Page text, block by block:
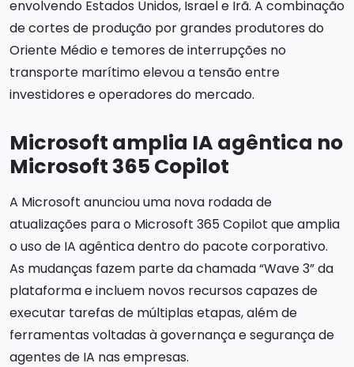
envolvendo Estados Unidos, Israel e Irã. A combinação
de cortes de produção por grandes produtores do
Oriente Médio e temores de interrupções no
transporte marítimo elevou a tensão entre
investidores e operadores do mercado.
Microsoft amplia IA agêntica no
Microsoft 365 Copilot
A Microsoft anunciou uma nova rodada de
atualizações para o Microsoft 365 Copilot que amplia
o uso de IA agêntica dentro do pacote corporativo.
As mudanças fazem parte da chamada “Wave 3” da
plataforma e incluem novos recursos capazes de
executar tarefas de múltiplas etapas, além de
ferramentas voltadas à governança e segurança de
agentes de IA nas empresas.